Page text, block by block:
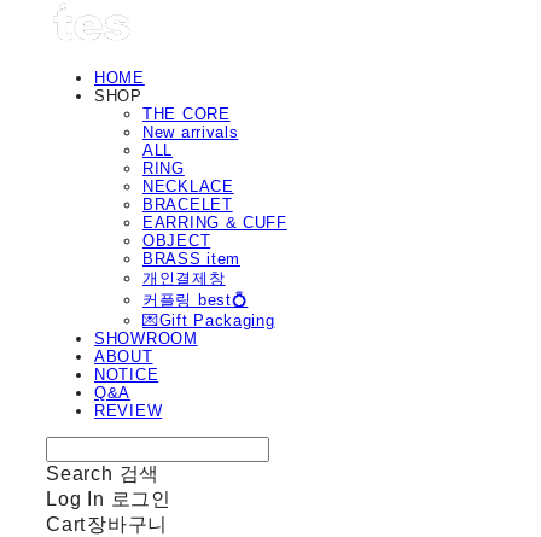
HOME
SHOP
THE CORE
New arrivals
ALL
RING
NECKLACE
BRACELET
EARRING & CUFF
OBJECT
BRASS item
개인결제창
커플링 best💍
💌Gift Packaging
SHOWROOM
ABOUT
NOTICE
Q&A
REVIEW
Search 검색
Log In 로그인
Cart장바구니